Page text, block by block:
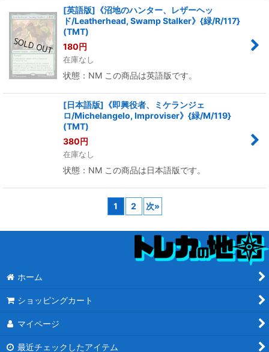
[英語版]《沼地のハンター、レザーヘッ
ド/Leatherhead, Swamp Stalker》{緑/R/117}
(TMT)
180円
在庫なし
状態：NM この商品は英語版です。
[日本語版]《即興役者、ミケランジェ
ロ/Michelangelo, Improviser》{緑/M/119}
(TMT)
380円
在庫なし
状態：NM この商品は日本語版です。
1 2 次»
ホーム
ショッピングカート
マイページ
最近チェックしたアイテム